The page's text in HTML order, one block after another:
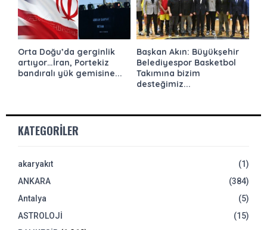
Orta Doğu’da gerginlik
artıyor…İran, Portekiz
bandıralı yük gemisine...
Başkan Akın: Büyükşehir
Belediyespor Basketbol
Takımına bizim
desteğimiz...
KATEGORILER
akaryakıt
(1)
ANKARA
(384)
Antalya
(5)
ASTROLOJİ
(15)